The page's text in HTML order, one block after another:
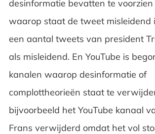
desinformatie bevatten te
waarop staat de tweet misleidend
een aantal tweets van president
als misleidend. En YouTube is
kanalen waarop desinformatie of
complottheorieën staat te
bijvoorbeeld het YouTube kanaal
Frans verwijderd omdat het vol